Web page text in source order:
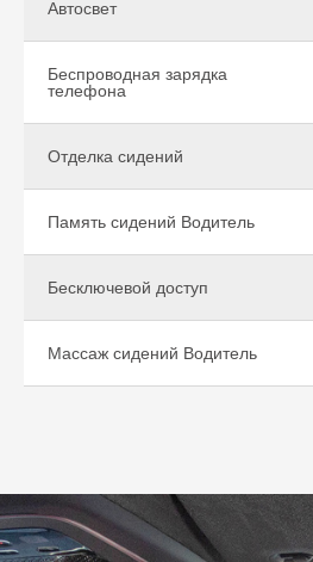
Автосвет
Беспроводная зарядка
телефона
Отделка сидений
Память сидений Водитель
Бесключевой доступ
Массаж сидений Водитель